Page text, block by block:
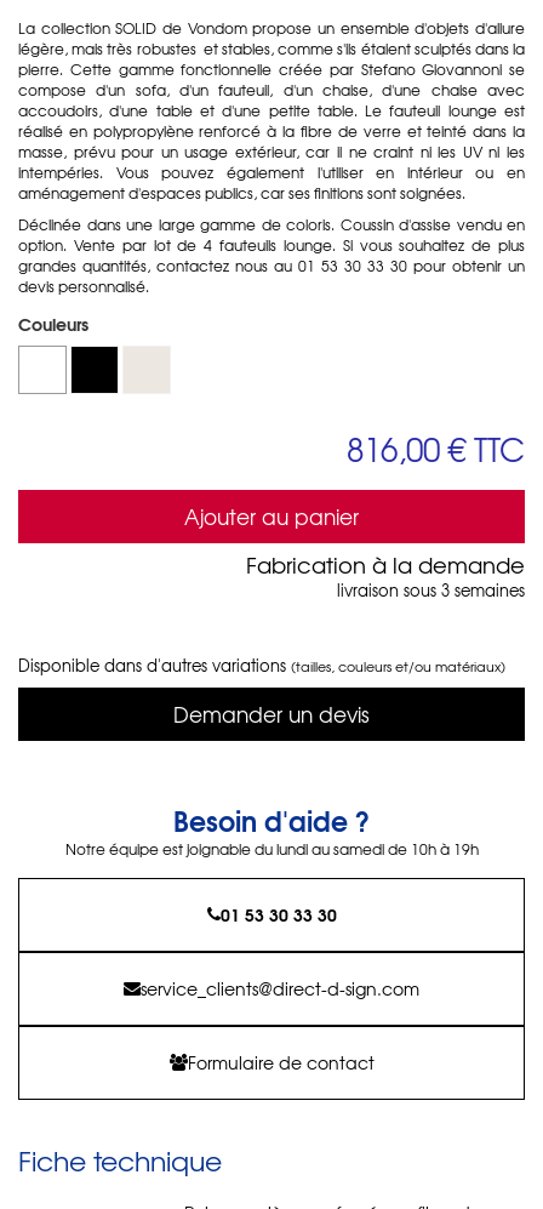
La collection SOLID de Vondom propose un ensemble d'objets d'allure
légère, mais très robustes et stables, comme s'ils étaient sculptés dans la
pierre. Cette gamme fonctionnelle créée par Stefano Giovannoni se
compose d'un sofa, d'un fauteuil, d'un chaise, d'une chaise avec
accoudoirs, d'une table et d'une petite table. Le fauteuil lounge est
réalisé en polypropylène renforcé à la fibre de verre et teinté dans la
masse, prévu pour un usage extérieur, car il ne craint ni les UV ni les
intempéries. Vous pouvez également l'utiliser en intérieur ou en
aménagement d'espaces publics, car ses finitions sont soignées.
Déclinée dans une large gamme de coloris. Coussin d'assise vendu en
option. Vente par lot de 4 fauteuils lounge. Si vous souhaitez de plus
grandes quantités, contactez nous au 01 53 30 33 30 pour obtenir un
devis personnalisé.
Couleurs
816,00 €TTC
Ajouter au panier
Fabrication à la demande
livraison sous 3 semaines
Disponible dans d'autres variations (tailles, couleurs et/ou matériaux)
Demander un devis
Besoin d'aide ?
Notre équipe est joignable du lundi au samedi de 10h à 19h
01 53 30 33 30
service_clients@direct-d-sign.com
Formulaire de contact
Fiche technique